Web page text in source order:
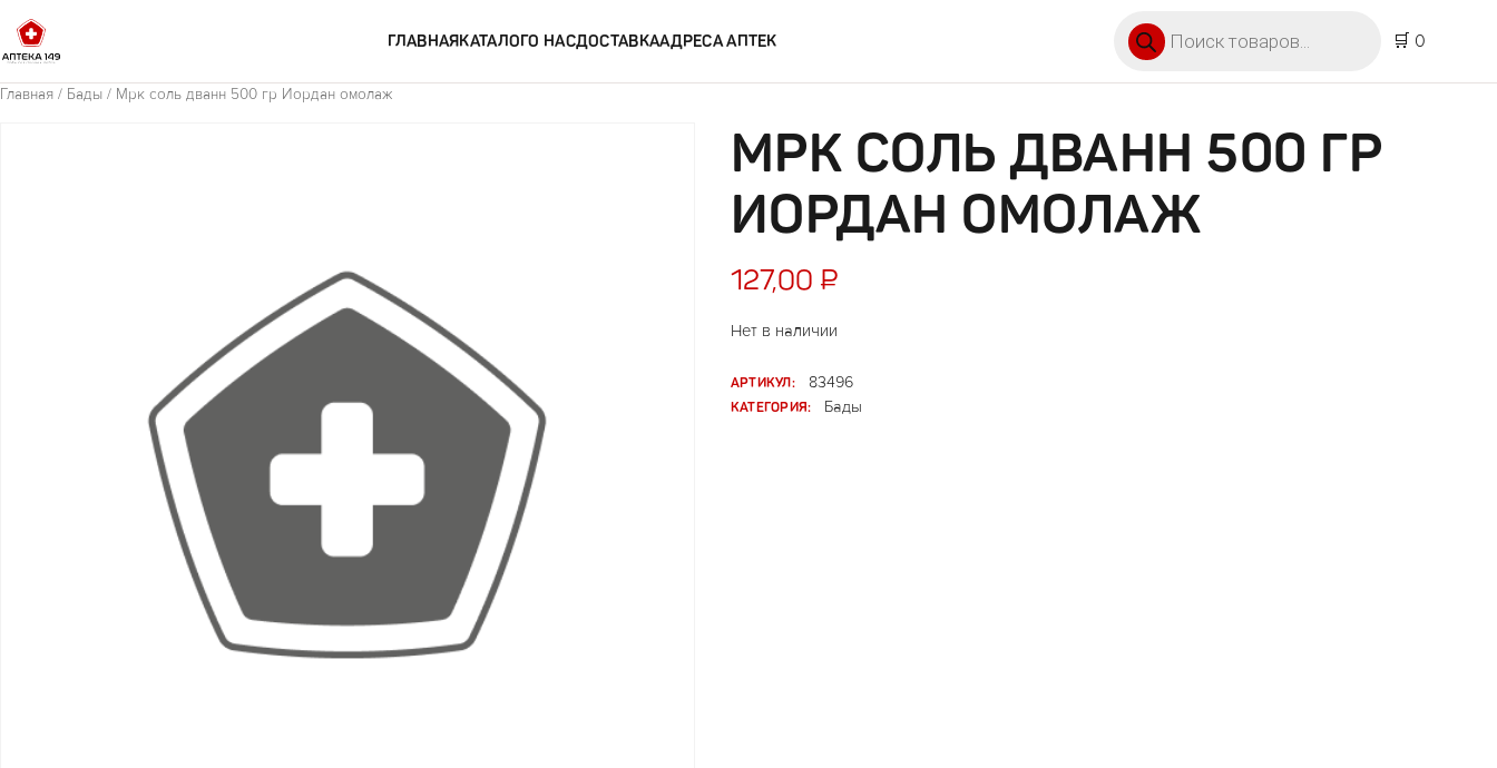
ГЛАВНАЯКАТАЛОГО НАСДОСТАВКААДРЕСА АПТЕК
🛒 0
Главная / Бады / Мрк соль дванн 500 гр Иордан омолаж
МРК СОЛЬ ДВАНН 500 ГР
ИОРДАН ОМОЛАЖ
127,00 ₽
Нет в наличии
АРТИКУЛ:
83496
КАТЕГОРИЯ:
Бады